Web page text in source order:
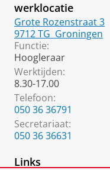
werklocatie
Grote Rozenstraat 3
9712 TG Groningen
Functie:
Hoogleraar
Werktijden:
8.30-17.00
Telefoon:
050 36 36791
Secretariaat:
050 36 36631
Links